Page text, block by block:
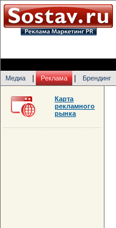
Медиа Реклама Брендинг
Карта
рекламного
рынка